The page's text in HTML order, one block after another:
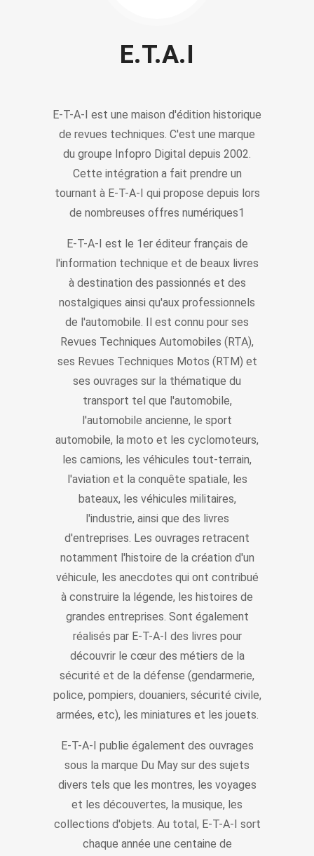
E.T.A.I
E-T-A-I est une maison d'édition historique
de revues techniques. C'est une marque
du groupe Infopro Digital depuis 2002.
Cette intégration a fait prendre un
tournant à E-T-A-I qui propose depuis lors
de nombreuses offres numériques1
E-T-A-I est le 1er éditeur français de
l'information technique et de beaux livres
à destination des passionnés et des
nostalgiques ainsi qu'aux professionnels
de l'automobile. Il est connu pour ses
Revues Techniques Automobiles (RTA),
ses Revues Techniques Motos (RTM) et
ses ouvrages sur la thématique du
transport tel que l'automobile,
l'automobile ancienne, le sport
automobile, la moto et les cyclomoteurs,
les camions, les véhicules tout-terrain,
l'aviation et la conquête spatiale, les
bateaux, les véhicules militaires,
l'industrie, ainsi que des livres
d'entreprises. Les ouvrages retracent
notamment l'histoire de la création d'un
véhicule, les anecdotes qui ont contribué
à construire la légende, les histoires de
grandes entreprises. Sont également
réalisés par E-T-A-I des livres pour
découvrir le cœur des métiers de la
sécurité et de la défense (gendarmerie,
police, pompiers, douaniers, sécurité civile,
armées, etc), les miniatures et les jouets.
E-T-A-I publie également des ouvrages
sous la marque Du May sur des sujets
divers tels que les montres, les voyages
et les découvertes, la musique, les
collections d'objets. Au total, E-T-A-I sort
chaque année une centaine de